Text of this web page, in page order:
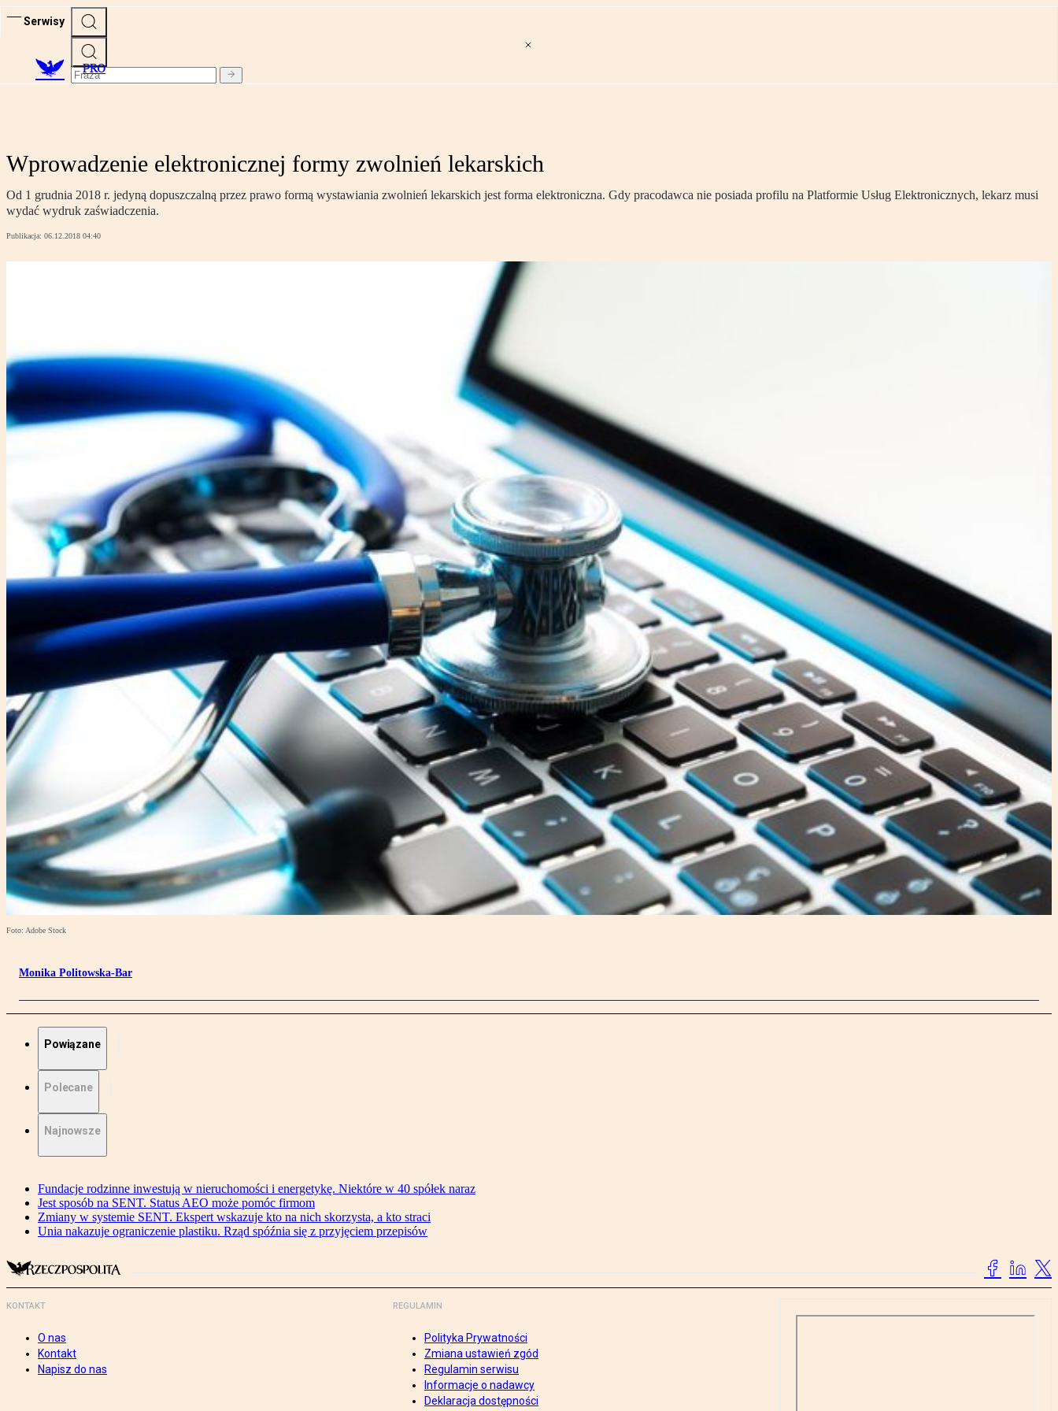
Serwisy
PRO
Wprowadzenie elektronicznej formy zwolnień lekarskich
Od 1 grudnia 2018 r. jedyną dopuszczalną przez prawo formą wystawiania zwolnień lekarskich jest forma elektroniczna. Gdy pracodawca nie posiada profilu na Platformie Usług Elektronicznych, lekarz musi
wydać wydruk zaświadczenia.
Publikacja: 06.12.2018 04:40
Foto: Adobe Stock
Monika Politowska-Bar
Powiązane
Polecane
Najnowsze
Fundacje rodzinne inwestują w nieruchomości i energetykę. Niektóre w 40 spółek naraz
Jest sposób na SENT. Status AEO może pomóc firmom
Zmiany w systemie SENT. Ekspert wskazuje kto na nich skorzysta, a kto straci
Unia nakazuje ograniczenie plastiku. Rząd spóźnia się z przyjęciem przepisów
KONTAKT
O nas
Kontakt
Napisz do nas
REGULAMIN
Polityka Prywatności
Zmiana ustawień zgód
Regulamin serwisu
Informacje o nadawcy
Deklaracja dostępności